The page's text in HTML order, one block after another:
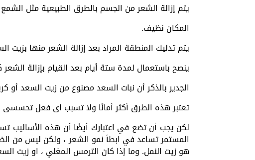
يتم إزالة الشعر من الجسم بالطرق الطبيعية مثل
المكان نظيف.
يتم تدليك المنطقة المراد بعد إزالة الشعر منها بزيت
ينصح باستعمال لمدة ستة أيام بعد القيام بإزالة
الجدير بالذكر أن نبات السعد مصنوع من زيت السعد أو
تعتبر هذه الطرق أكثر أمانًا ولا تسبب اى فعل
لكن يجب أن تضع في اعتبارك أيضًا أن هذه الأساليب
المستمر تساعد في ابطأ نمو الشعر ، ولكن ليس من
هو زيت النمل. وما إذا كان الترمس المغلي ، او زيت